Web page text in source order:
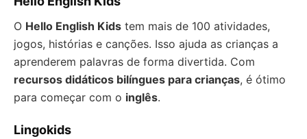
O Hello English Kids tem mais de 100 atividades,
jogos, histórias e canções. Isso ajuda as crianças a
aprenderem palavras de forma divertida. Com
recursos didáticos bilíngues para crianças, é ótimo
para começar com o inglês.
Lingokids